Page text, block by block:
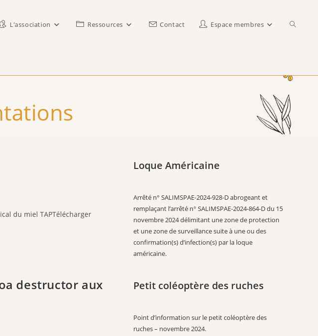
L’association Ressources Contact Espace membres Toggle
search
du miel TAPTélécharger
destructor aux
Loque Américaine
Arrêté n° SALIMSPAE-2024-928-D abrogeant et
remplaçant l’arrêté n° SALIMSPAE-2024-864-D du 15
novembre 2024 délimitant une zone de protection
et une zone de surveillance suite à une ou des
confirmation(s) d’infection(s) par la loque
américaine.
Petit coléoptère des ruches
Point d’information sur le petit coléoptère des
ruches – novembre 2024.